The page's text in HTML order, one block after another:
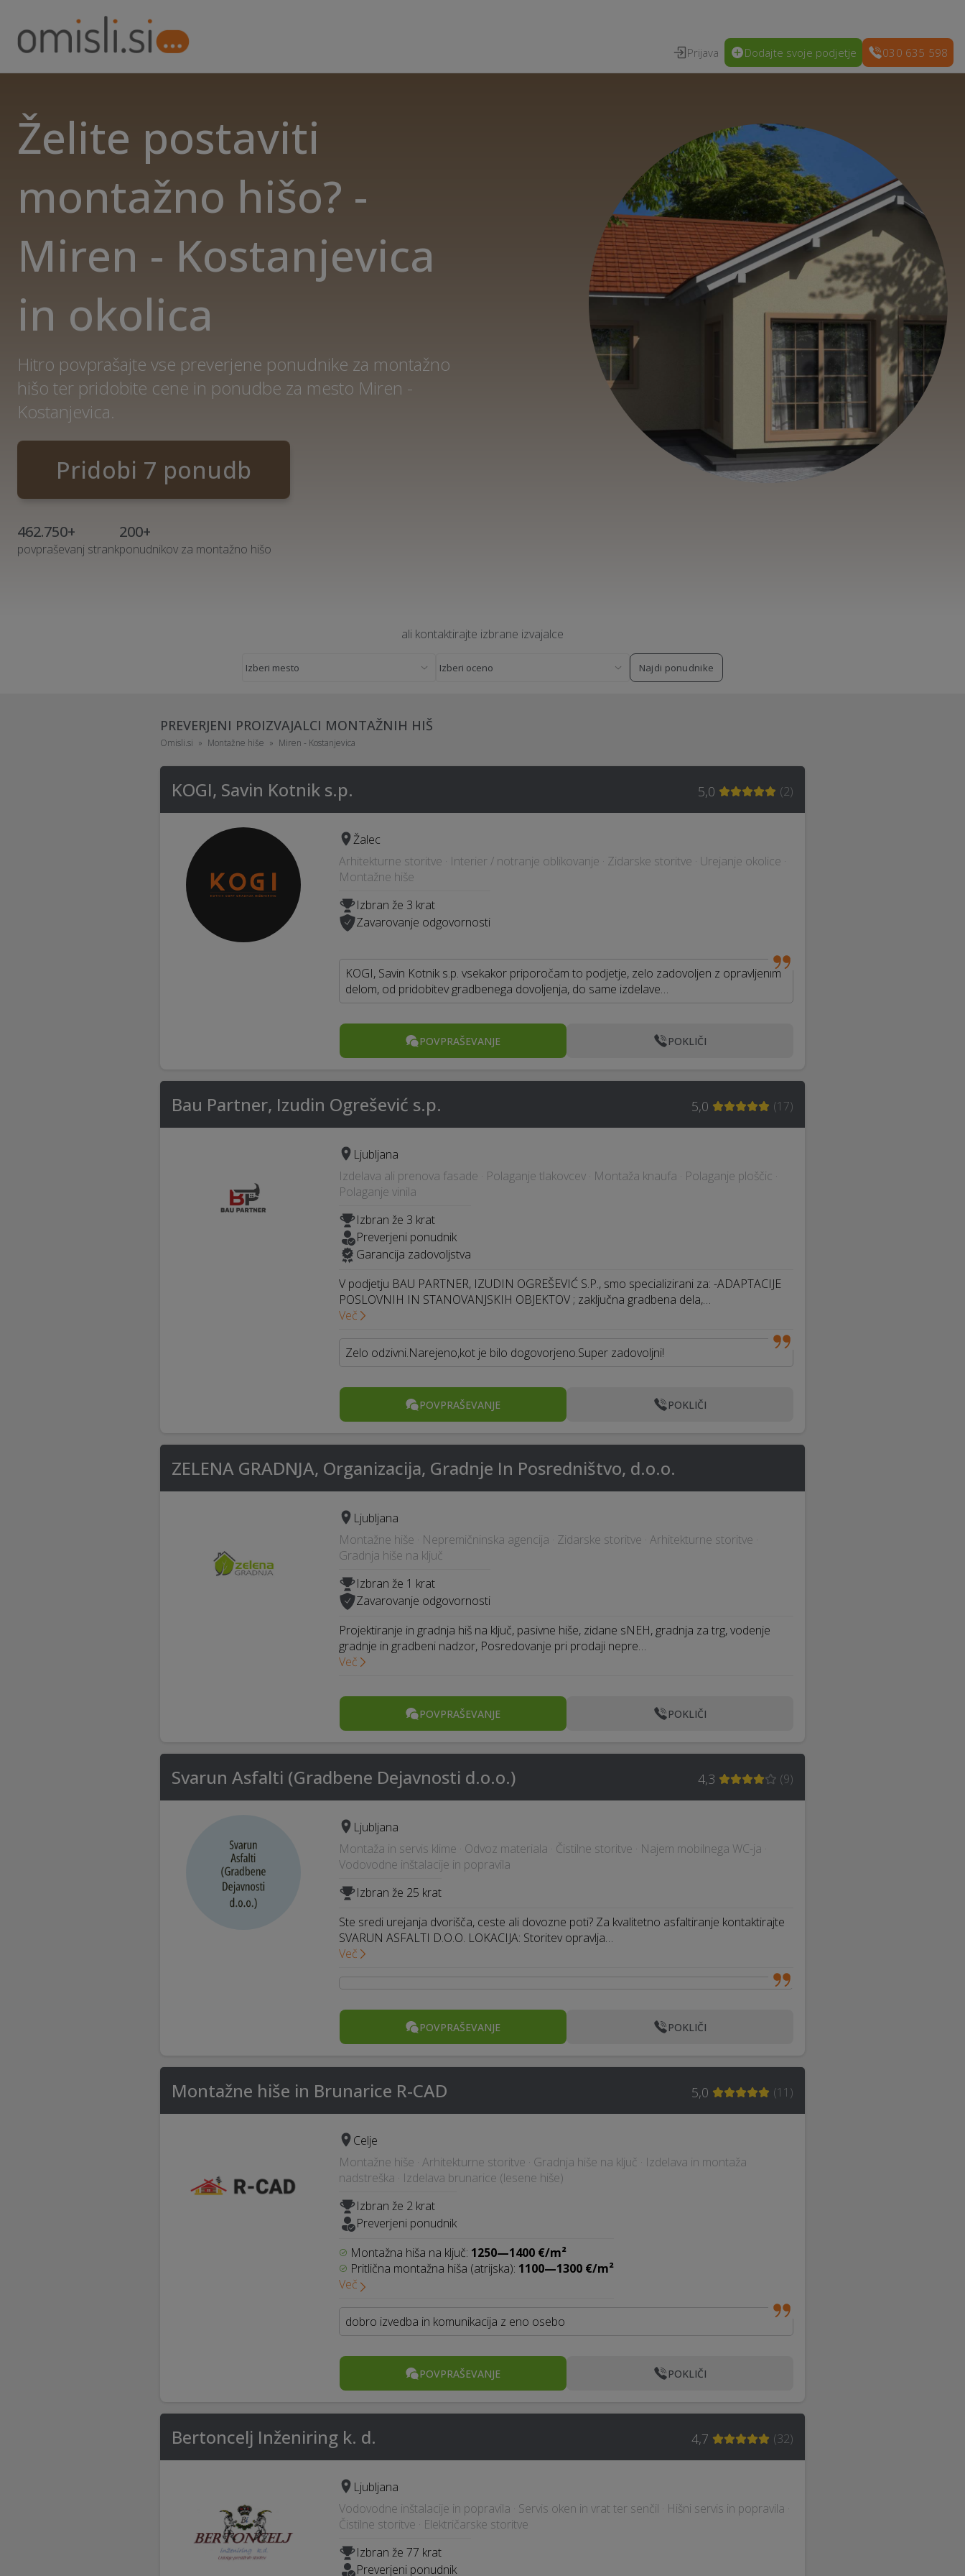
Prijava Dodajte svoje podjetje 030 635 598
Želite postaviti
montažno hišo? -
Miren - Kostanjevica
in okolica
Hitro povprašajte vse preverjene ponudnike za montažno
hišo ter pridobite cene in ponudbe za mesto Miren -
Kostanjevica.
Pridobi 7 ponudb
462.750+
povpraševanj strank
200+
ponudnikov za montažno hišo
ali kontaktirajte izbrane izvajalce
Najdi ponudnike
PREVERJENI PROIZVAJALCI MONTAŽNIH HIŠ
Omisli.si Montažne hiše Miren - Kostanjevica
KOGI, Savin Kotnik s.p. 5,0 (2)
Žalec
Arhitekturne storitve · Interier / notranje oblikovanje · Zidarske storitve · Urejanje okolice ·
Montažne hiše
Izbran že 3 krat
Zavarovanje odgovornosti
KOGI, Savin Kotnik s.p. vsekakor priporočam to podjetje, zelo zadovoljen z opravljenim
delom, od pridobitev gradbenega dovoljenja, do same izdelave…
POVPRAŠEVANJE POKLIČI
Bau Partner, Izudin Ogrešević s.p. 5,0 (17)
Ljubljana
Izdelava ali prenova fasade · Polaganje tlakovcev · Montaža knaufa · Polaganje ploščic ·
Polaganje vinila
Izbran že 3 krat
Preverjeni ponudnik
Garancija zadovoljstva
V podjetju BAU PARTNER, IZUDIN OGREŠEVIĆ S.P., smo specializirani za: -ADAPTACIJE
POSLOVNIH IN STANOVANJSKIH OBJEKTOV ; zaključna gradbena dela,…
Več
Zelo odzivni.Narejeno,kot je bilo dogovorjeno.Super zadovoljni!
POVPRAŠEVANJE POKLIČI
ZELENA GRADNJA, Organizacija, Gradnje In Posredništvo, d.o.o.
Ljubljana
Montažne hiše · Nepremičninska agencija · Zidarske storitve · Arhitekturne storitve ·
Gradnja hiše na ključ
Izbran že 1 krat
Zavarovanje odgovornosti
Projektiranje in gradnja hiš na ključ, pasivne hiše, zidane sNEH, gradnja za trg, vodenje
gradnje in gradbeni nadzor, Posredovanje pri prodaji nepre…
Več
POVPRAŠEVANJE POKLIČI
Svarun Asfalti (Gradbene Dejavnosti d.o.o.) 4,3 (9)
Ljubljana
Montaža in servis klime · Odvoz materiala · Čistilne storitve · Najem mobilnega WC-ja ·
Vodovodne inštalacije in popravila
Izbran že 25 krat
Ste sredi urejanja dvorišča, ceste ali dovozne poti? Za kvalitetno asfaltiranje kontaktirajte
SVARUN ASFALTI D.O.O. LOKACIJA: Storitev opravlja…
Več
POVPRAŠEVANJE POKLIČI
Montažne hiše in Brunarice R-CAD 5,0 (11 )
Celje
Montažne hiše · Arhitekturne storitve · Gradnja hiše na ključ · Izdelava in montaža
nadstreška · Izdelava brunarice (lesene hiše)
Izbran že 2 krat
Preverjeni ponudnik
Montažna hiša na ključ: 1250—1400 €/m²
Pritlična montažna hiša (atrijska): 1100—1300 €/m²
Več
dobro izvedba in komunikacija z eno osebo
POVPRAŠEVANJE POKLIČI
Bertoncelj Inženiring k. d. 4,7 (32)
Ljubljana
Vodovodne inštalacije in popravila · Servis oken in vrat ter senčil · Hišni servis in popravila ·
Čistilne storitve · Električarske storitve
Izbran že 77 krat
Preverjeni ponudnik